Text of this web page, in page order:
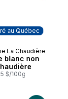
au Québec
au Québec
La Chaudière
blanc non
$/100g